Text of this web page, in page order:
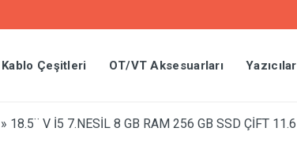
Kablo Çeşitleri OT/VT Aksesuarları Yazıcılar
» 18.5¨ V İ5 7.NESİL 8 GB RAM 256 GB SSD ÇİFT